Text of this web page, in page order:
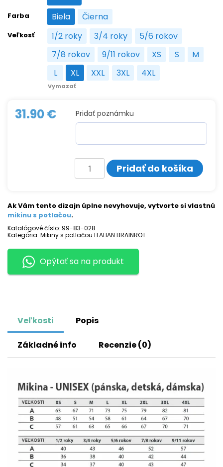
Farba Biela
Biela Čierna
Čierna
Veľkosť 1/2 roky
1/2 roky 3/4 roky
3/4 roky 5/6 rokov
5/6 rokov
7/8 rokov
7/8 rokov9/11 rokov
9/11 rokovXS
XS S
S M
M
LL XL
XL XXL
XXL 3XL
3XL 4XL
4XL
Vymazať
31.90€ Pridať poznámku
množstvo
Mikina
s
ASSASSINO
Pridať do košíka
Ak Vám tento dizajn úplne nevyhovuje, vytvorte si vlastnú
mikinu s potlačou.
Katalógové číslo: 99-83-028
Kategória: Mikiny s potlačou ITALIAN BRAINROT
Opýtať sa na produkt
Veľkosti Popis
Základné info Recenzie (0)